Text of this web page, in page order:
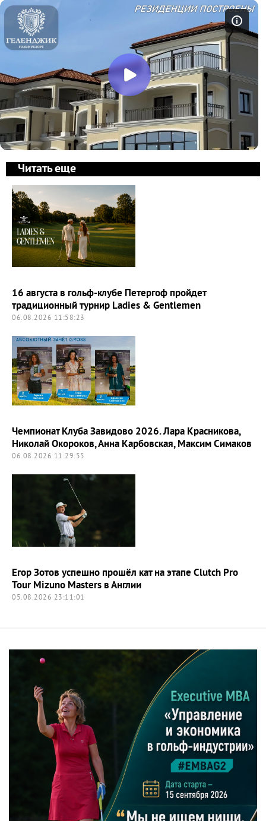
Читать еще
16 августа в гольф-клубе Петергоф пройдет
традиционный турнир Ladies & Gentlemen
06.08.2026 11:58:23
Чемпионат Клуба Завидово 2026. Лара Красникова,
Николай Окороков, Анна Карбовская, Максим Симаков
06.08.2026 11:29:55
Егор Зотов успешно прошёл кат на этапе Clutch Pro
Tour Mizuno Masters в Англии
05.08.2026 23:11:01